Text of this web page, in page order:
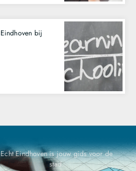
bij
Echt Eindhoven is jouw gids voor de
stad.